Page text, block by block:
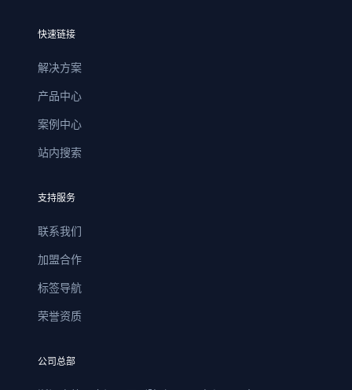
快速链接
解决方案
产品中心
案例中心
站内搜索
支持服务
联系我们
加盟合作
标签导航
荣誉资质
公司总部